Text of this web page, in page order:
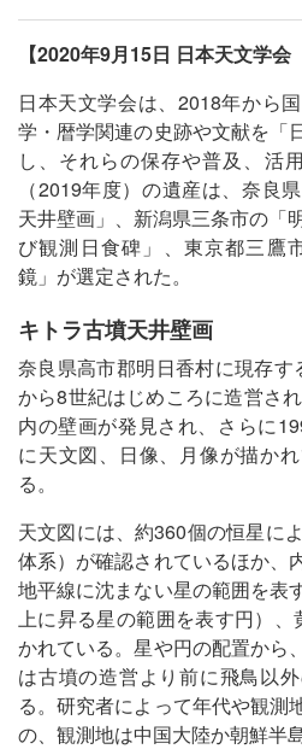
【2020年9月15日 日本天文学会
日本天文学会は、2018年から
学・暦学関連の史跡や文献を「
し、それらの保存や普及、活
（2019年度）の遺産は、奈良
天井壁画」、新潟県三条市の「
び観測日食碑」、東京都三鷹
鏡」が選定された。
キトラ古墳天井壁画
奈良県高市郡明日香村に現存
から8世紀はじめころに造営さ
内の壁画が発見され、さらに
に天文図、日像、月像が描か
る。
天文図には、約360個の恒星に
体系）が確認されているほか、
地平線に沈まない星の範囲を表
上に昇る星の範囲を表す円）
かれている。星や円の配置から
は古墳の造営より前に飛鳥以
る。研究者によって年代や観測
の、観測地は中国大陸か朝鮮半